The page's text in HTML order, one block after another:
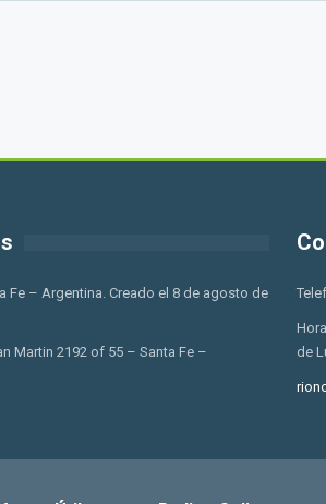
Fe – Argentina. Creado el 8 de agosto de
Martin 2192 of 55 – Santa Fe –
de